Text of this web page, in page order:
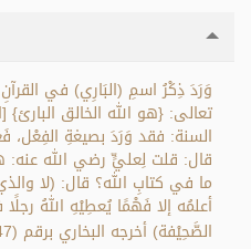
السنة: فقد وَرَدَ بصيغةِ الفِعْل،
قال: قلت لِعليٍّ رضي الله
ما في كتابِ الله؟ قال: (لا
أعلمُه إلا فَهْمًا يُعطِيْهِ اللهُ
الصَّحِيْفة) أخرجه البخاري برقم (3047) ومسلم برقم (78).